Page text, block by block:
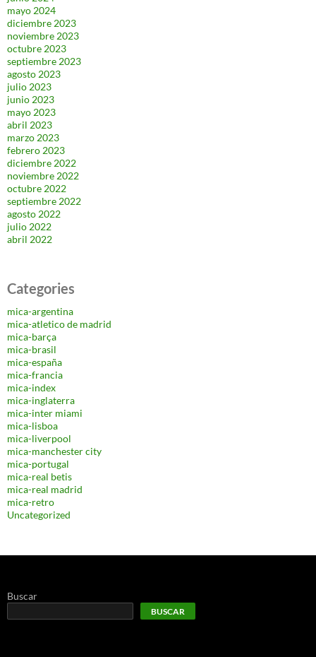
mayo 2024
diciembre 2023
noviembre 2023
octubre 2023
septiembre 2023
agosto 2023
julio 2023
junio 2023
mayo 2023
abril 2023
marzo 2023
febrero 2023
diciembre 2022
noviembre 2022
octubre 2022
septiembre 2022
agosto 2022
julio 2022
abril 2022
Categories
mica-argentina
mica-atletico de madrid
mica-barça
mica-brasil
mica-españa
mica-francia
mica-index
mica-inglaterra
mica-inter miami
mica-lisboa
mica-liverpool
mica-manchester city
mica-portugal
mica-real betis
mica-real madrid
mica-retro
Uncategorized
Buscar
BUSCAR